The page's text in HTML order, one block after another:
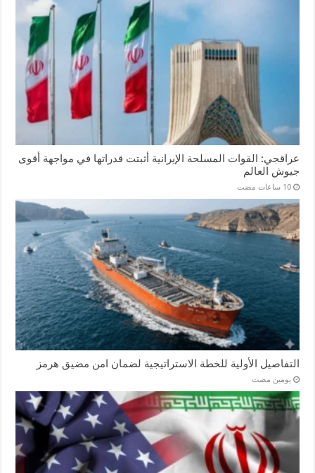
عراقجي: القوات المسلحة الإيرانية أثبتت قدراتها في مواجهة أقوى
جيوش العالم
‏10 ساعات مضت
التفاصيل الأولية للخطة الاستراتيجية لضمان امن مضيق هرمز
‏يومين مضت